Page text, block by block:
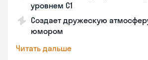
уровнем C1
Создает дружескую
юмором
Читать дальше